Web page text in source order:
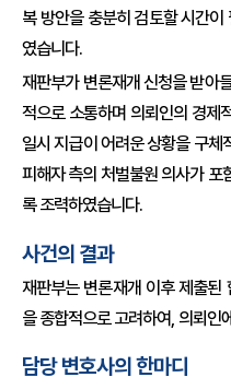
복 방안을 충분히 검토할 시간
였습니다.
재판부가 변론재개 신청을 받아
적으로 소통하며 의뢰인의 경제
일시 지급이 어려운 상황을 구체
피해자 측의 처벌불원 의사가 포
록 조력하였습니다.
사건의 결과
재판부는 변론재개 이후 제출된
을 종합적으로 고려하여, 의뢰인
담당 변호사의 한마디